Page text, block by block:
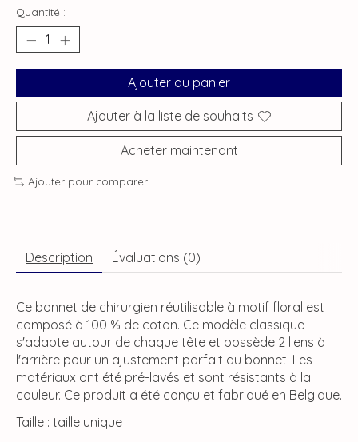
Quantité :
Ajouter au panier
Ajouter à la liste de souhaits
Acheter maintenant
Ajouter pour comparer
Description Évaluations (0)
Ce bonnet de chirurgien réutilisable à motif floral est
composé à 100 % de coton. Ce modèle classique
s'adapte autour de chaque tête et possède 2 liens à
l'arrière pour un ajustement parfait du bonnet. Les
matériaux ont été pré-lavés et sont résistants à la
couleur. Ce produit a été conçu et fabriqué en Belgique.
Taille : taille unique